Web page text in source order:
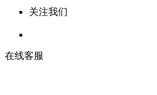
关注我们
在线客服